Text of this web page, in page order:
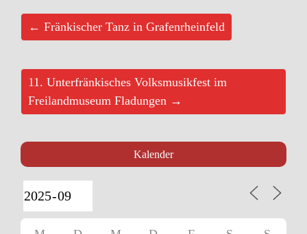
← Fränkischer Tanz in Grafenrheinfeld
11. Unterfränkisches Volksmusikfest im
Freilandmuseum Fladungen →
Kalender